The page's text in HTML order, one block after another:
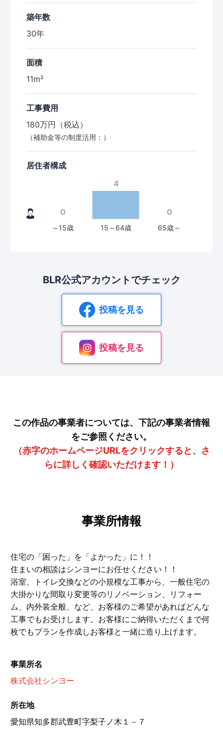
築年数
30年
面積
11m²
工事費用
180万円（税込）
（補助金等の制度活用：）
居住者構成
BLR公式アカウントでチェック
投稿を見る
投稿を見る
この作品の事業者については、下記の事業者情報
をご参照ください。
（赤字のホームページURLをクリックすると、さ
らに詳しく確認いただけます！）
事業所情報
住宅の「困った」を「よかった」に！！
住まいの相談はシンヨーにお任せください！！
浴室、トイレ交換などの小規模な工事から、一般住宅の
大掛かりな間取り変更等のリノベーション、リフォー
ム、内外装全般、など、お客様のご希望があればどんな
工事でもお受けします。お客様にご納得いただくまで何
枚でもプランを作成しお客様と一緒に造り上げます。
事業所名
株式会社シンヨー
所在地
愛知県知多郡武豊町字梨子ノ木１－７